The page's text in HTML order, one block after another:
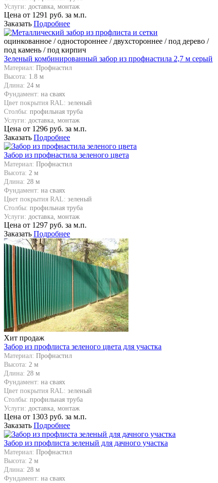
Услуги: доставка, монтаж
Цена от 1291 руб. за м.п.
Заказать Подробнее
оцинкованное / одностороннее / двухстороннее / под дерево /
под камень / под кирпич
Зеленый комбинированный забор из профнастила 2,7 м серый
Материал: Профнастил
Высота: 1.8 м
Длина: 24 м
Фундамент: на сваях
Цвет покрытия RAL: зеленый
Столбы: профильная труба
Услуги: доставка, монтаж
Цена от 1296 руб. за м.п.
Заказать Подробнее
Забор из профнастила зеленого цвета
Материал: Профнастил
Высота: 2 м
Длина: 28 м
Фундамент: на сваях
Цвет покрытия RAL: зеленый
Столбы: профильная труба
Услуги: доставка, монтаж
Цена от 1297 руб. за м.п.
Заказать Подробнее
Хит продаж
Забор из профлиста зеленого цвета для участка
Материал: Профнастил
Высота: 2 м
Длина: 28 м
Фундамент: на сваях
Цвет покрытия RAL: зеленый
Столбы: профильная труба
Услуги: доставка, монтаж
Цена от 1303 руб. за м.п.
Заказать Подробнее
Забор из профлиста зеленый для дачного участка
Материал: Профнастил
Высота: 2 м
Длина: 28 м
Фундамент: на сваях